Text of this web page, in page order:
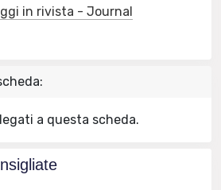
in rivista - Journal
a questa scheda.